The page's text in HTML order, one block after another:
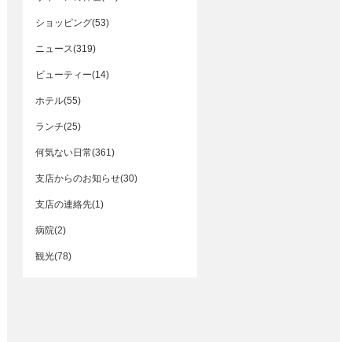
ショッピング(53)
ニュース(319)
ビューティー(14)
ホテル(55)
ランチ(25)
何気ない日常(361)
支店からのお知らせ(30)
支店の連絡先(1)
病院(2)
観光(78)